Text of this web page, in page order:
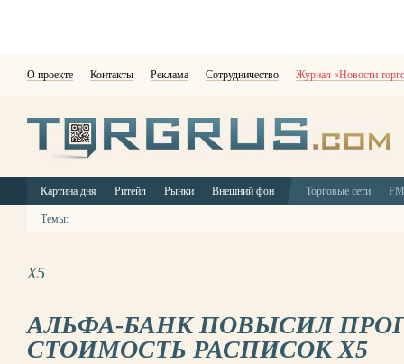
О проекте Контакты Реклама Сотрудничество Журнал «Новости
Картина дня Ритейл Рынки Внешний фон Торговые сети
Темы:
X5
АЛЬФА-БАНК ПОВЫСИЛ
СТОИМОСТЬ РАСПИСОК X5